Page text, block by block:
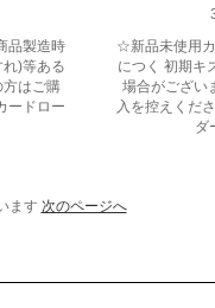
品製造時
)等ある
はご購
ードロー
☆新品未使用
につく 初期キ
場合がござい
入を控えくだ
ダ
ます 次のページへ